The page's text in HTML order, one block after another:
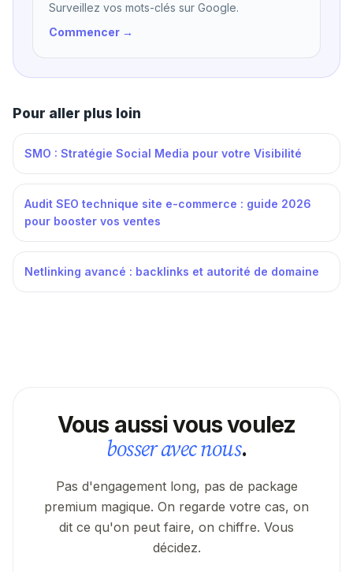
Surveillez vos mots-clés sur Google.
Commencer →
Pour aller plus loin
SMO : Stratégie Social Media pour votre Visibilité
Audit SEO technique site e-commerce : guide 2026
pour booster vos ventes
Netlinking avancé : backlinks et autorité de domaine
Vous aussi vous voulez
bosser avec nous.
Pas d'engagement long, pas de package
premium magique. On regarde votre cas, on
dit ce qu'on peut faire, on chiffre. Vous
décidez.